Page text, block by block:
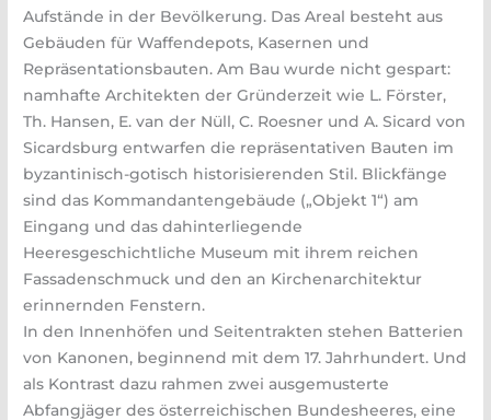
Aufstände in der Bevölkerung. Das Areal besteht aus
Gebäuden für Waffendepots, Kasernen und
Repräsentationsbauten. Am Bau wurde nicht gespart:
namhafte Architekten der Gründerzeit wie L. Förster,
Th. Hansen, E. van der Nüll, C. Roesner und A. Sicard von
Sicardsburg entwarfen die repräsentativen Bauten im
byzantinisch-gotisch historisierenden Stil. Blickfänge
sind das Kommandantengebäude („Objekt 1“) am
Eingang und das dahinterliegende
Heeresgeschichtliche Museum mit ihrem reichen
Fassadenschmuck und den an Kirchenarchitektur
erinnernden Fenstern.
In den Innenhöfen und Seitentrakten stehen Batterien
von Kanonen, beginnend mit dem 17. Jahrhundert. Und
als Kontrast dazu rahmen zwei ausgemusterte
Abfangjäger des österreichischen Bundesheeres, eine